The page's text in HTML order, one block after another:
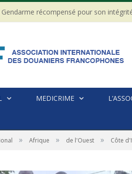
MEDICRIME
» Afrique » de l'Ouest » Côte